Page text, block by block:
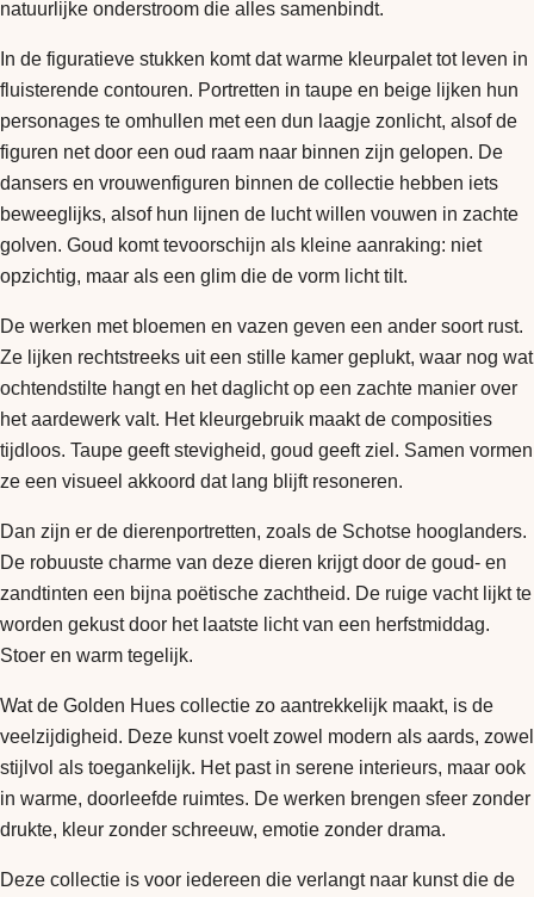
natuurlijke onderstroom die alles samenbindt.
In de figuratieve stukken komt dat warme kleurpalet tot leven in
fluisterende contouren. Portretten in taupe en beige lijken hun
personages te omhullen met een dun laagje zonlicht, alsof de
figuren net door een oud raam naar binnen zijn gelopen. De
dansers en vrouwenfiguren binnen de collectie hebben iets
beweeglijks, alsof hun lijnen de lucht willen vouwen in zachte
golven. Goud komt tevoorschijn als kleine aanraking: niet
opzichtig, maar als een glim die de vorm licht tilt.
De werken met bloemen en vazen geven een ander soort rust.
Ze lijken rechtstreeks uit een stille kamer geplukt, waar nog wat
ochtendstilte hangt en het daglicht op een zachte manier over
het aardewerk valt. Het kleurgebruik maakt de composities
tijdloos. Taupe geeft stevigheid, goud geeft ziel. Samen vormen
ze een visueel akkoord dat lang blijft resoneren.
Dan zijn er de dierenportretten, zoals de Schotse hooglanders.
De robuuste charme van deze dieren krijgt door de goud- en
zandtinten een bijna poëtische zachtheid. De ruige vacht lijkt te
worden gekust door het laatste licht van een herfstmiddag.
Stoer en warm tegelijk.
Wat de Golden Hues collectie zo aantrekkelijk maakt, is de
veelzijdigheid. Deze kunst voelt zowel modern als aards, zowel
stijlvol als toegankelijk. Het past in serene interieurs, maar ook
in warme, doorleefde ruimtes. De werken brengen sfeer zonder
drukte, kleur zonder schreeuw, emotie zonder drama.
Deze collectie is voor iedereen die verlangt naar kunst die de